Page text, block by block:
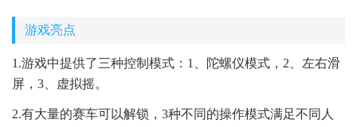
游戏亮点
1.游戏中提供了三种控制模式：1、陀螺仪模式，2、左右滑
屏，3、虚拟摇。
2.有大量的赛车可以解锁，3种不同的操作模式满足不同人